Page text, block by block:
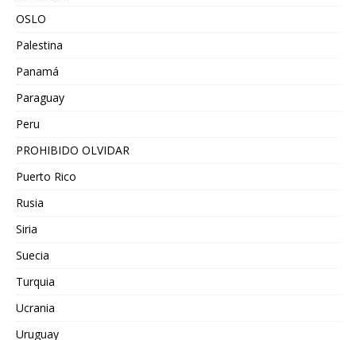
OSLO
Palestina
Panamá
Paraguay
Peru
PROHIBIDO OLVIDAR
Puerto Rico
Rusia
Siria
Suecia
Turquia
Ucrania
Uruguay